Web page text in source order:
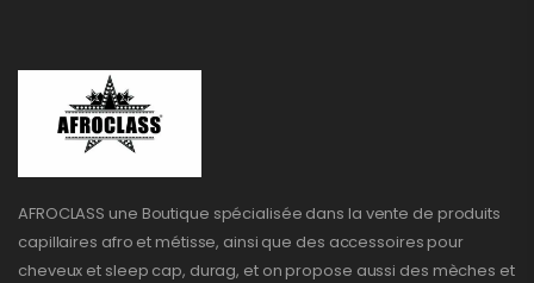
AFROCLASS une Boutique spécialisée dans la vente de produits
capillaires afro et métisse, ainsi que des accessoires pour
cheveux et sleep cap, durag, et on propose aussi des mèches et